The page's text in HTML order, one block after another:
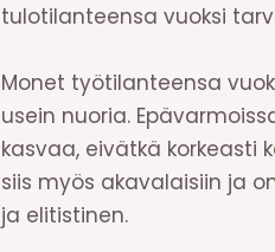
tulotilanteensa vuoksi
Monet työtilanteensa
usein nuoria.
kasvaa, eivätkä korkeasti
siis myös akavalaisiin ja
ja elitistinen.